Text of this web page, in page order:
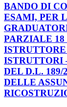
BANDO DI
ESAMI, PER
PARZIALE 18
ISTRUTTORI
DEL D.L. 189/
DELLE